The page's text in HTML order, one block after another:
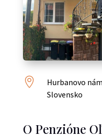

Hurbanovo
Slovensko
O Penzióne